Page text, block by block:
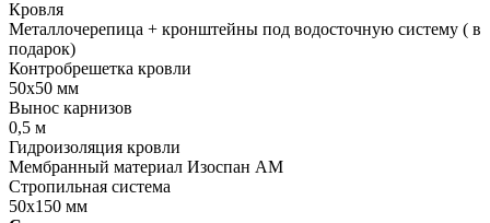
Кровля
Металлочерепица + кронштейны под водосточную систему ( в
подарок)
Контробрешетка кровли
50х50 мм
Вынос карнизов
0,5 м
Гидроизоляция кровли
Мембранный материал Изоспан АМ
Стропильная система
50х150 мм